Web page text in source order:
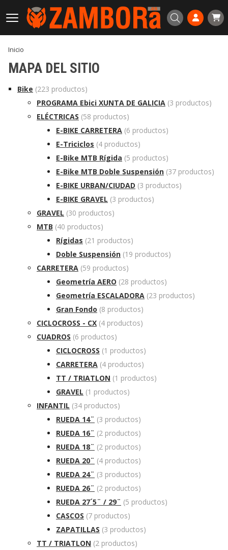
Buscar
Inicio
MAPA DEL SITIO
Bike (223 productos)
PROGRAMA Ebici XUNTA DE GALICIA (3 productos)
ELÉCTRICAS (58 productos)
E-BIKE CARRETERA (6 productos)
E-Triciclos (4 productos)
E-Bike MTB Rígida (5 productos)
E-Bike MTB Doble Suspensión (37 productos)
E-BIKE URBAN/CIUDAD (3 productos)
E-BIKE GRAVEL (3 productos)
GRAVEL (30 productos)
MTB (40 productos)
Rígidas (21 productos)
Doble Suspensión (19 productos)
CARRETERA (59 productos)
Geometría AERO (28 productos)
Geometría ESCALADORA (23 productos)
Gran Fondo (8 productos)
CICLOCROSS - CX (4 productos)
CUADROS (6 productos)
CICLOCROSS (1 productos)
CARRETERA (4 productos)
TT / TRIATLON (1 productos)
GRAVEL (1 productos)
INFANTIL (34 productos)
RUEDA 14¨ (3 productos)
RUEDA 16¨ (2 productos)
RUEDA 18¨ (2 productos)
RUEDA 20¨ (4 productos)
RUEDA 24¨ (3 productos)
RUEDA 26¨ (2 productos)
RUEDA 27´5¨ / 29¨ (5 productos)
CASCOS (7 productos)
ZAPATILLAS (3 productos)
TT / TRIATLON (2 productos)